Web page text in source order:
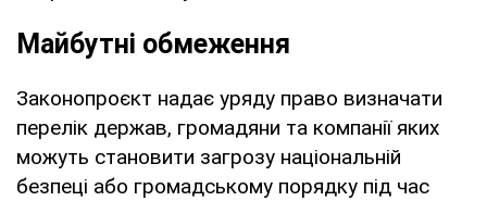
Майбутні обмеження
Законопроєкт надає уряду право визначати
перелік держав, громадяни та компанії яких
можуть становити загрозу національній
безпеці або громадському порядку під час